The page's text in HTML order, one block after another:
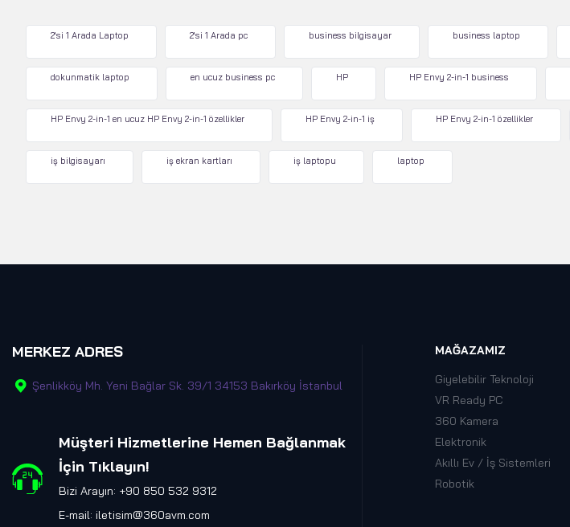
2'si 1 Arada Laptop 2'si 1 Arada pc business bilgisayar business laptop
dokunmatik laptop en ucuz business pc HP HP Envy 2-in-1 business
HP Envy 2-in-1 en ucuz HP Envy 2-in-1 özellikler HP Envy 2-in-1 iş HP Envy 2-in-1 özellikler
iş bilgisayarı iş ekran kartları iş laptopu laptop
MERKEZ ADRES
Şenlikköy Mh. Yeni Bağlar Sk. 39/1 34153 Bakırköy İstanbul
Müşteri Hizmetlerine Hemen Bağlanmak
İçin Tıklayın!
Bizi Arayın: +90 850 532 9312
E-mail: iletisim@360avm.com
MAĞAZAMIZ
Giyelebilir Teknoloji
VR Ready PC
360 Kamera
Elektronik
Akıllı Ev / İş Sistemleri
Robotik